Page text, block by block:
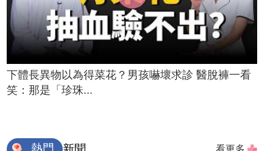
下體長異物以為得菜花？男孩嚇壞求診 醫脫褲一看
笑：那是「珍珠...
熱門 看更多